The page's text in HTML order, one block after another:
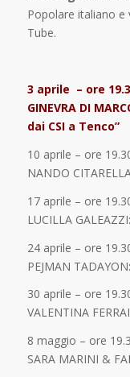
Popolare italiano e
Tube.
3 aprile – ore
GINEVRA DI
dai CSI a Tenco”
10 aprile – ore
NANDO
17 aprile – ore
LUCILLA
24 aprile – ore
PEJMAN
30 aprile – ore
VALENTINA
8 maggio – ore
SARA MARINI &